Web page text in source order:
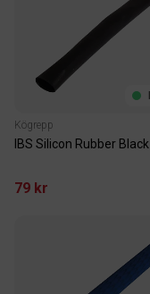
Kögrepp
IBS Silicon Rubber Black
79 kr